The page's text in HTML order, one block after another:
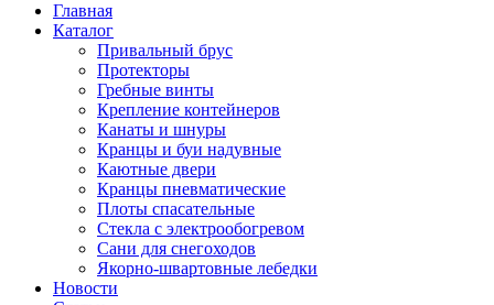
Главная
Каталог
Привальный брус
Протекторы
Гребные винты
Крепление контейнеров
Канаты и шнуры
Кранцы и буи надувные
Каютные двери
Кранцы пневматические
Плоты спасательные
Стекла с электрообогревом
Сани для снегоходов
Якорно-швартовные лебедки
Новости